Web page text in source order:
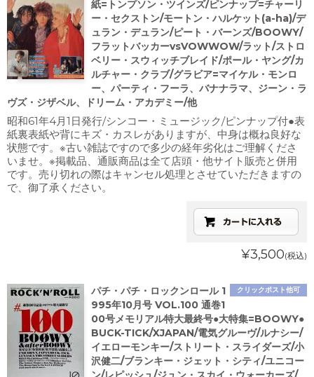
紙=トンプソン・ツインズ/ピンナップ=チャーリ
ー・セクストン/モートン・ハルケット(a-ha)/デ
ュラン・デュラン/ピート・バーンズ/BOOWY/
フラットバッカーvsVOWWOW/ラット/ストロ
ベリー・スウィッチブレイド/ポール・ヤング/カ
ルチャー・クラブ/グラビア=マイケル・モンロ
ー、パーティ・フーラ、バナナラマ、ジーン・ラ
ヴズ・ジザベル、ドリーム・アカデミー/他
昭和61年4月1日発行/シンコー・ミュージック/ピンナップ付●表
紙裏表紙や背にキズ・カスレがありますが、中身は概ね良好な
状態です。※古い雑誌ですので多少の経年劣化はご理解くださ
いませ。※掲載品、通販商品は全て店頭・他サイト販売と併用
です。売り切れの際はキャンセル処理とさせていただきますの
で、御了承ください。
¥3,500(税込)
クリックポスト他可
パチ・パチ・ロックンロール 1
995年10月号 VOL.100 通巻1
00号メモリアル特大最終号●大特集=BOOWY●
BUCK-TICK/XJAPAN/電気グルーヴ/ルナシー/
イエローモンキー/ストリート・スライダーズ/小
沢健二/ブランキー・ジェット・シティ/ユニコー